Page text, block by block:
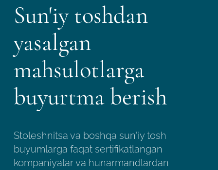
Sun'iy toshdan
yasalgan
mahsulotlarga
buyurtma berish
Stoleshnitsa va boshqa sun'iy tosh
buyumlarga faqat sertifikatlangan
kompaniyalar va hunarmandlardan